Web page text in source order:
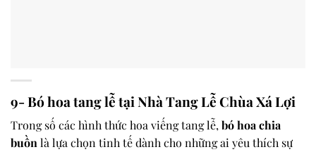
9- Bó hoa tang lễ tại Nhà Tang Lễ Chùa Xá Lợi
Trong số các hình thức hoa viếng tang lễ,bó hoa chia
buồnlà lựa chọn tinh tế dành cho những ai yêu thích sự